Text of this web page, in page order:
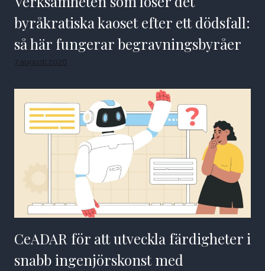
byråkratiska kaoset efter ett dödsfall:
så här fungerar begravningsbyråer
7 augusti 2026
CeADAR för att utveckla färdigheter i
snabb ingenjörskonst med